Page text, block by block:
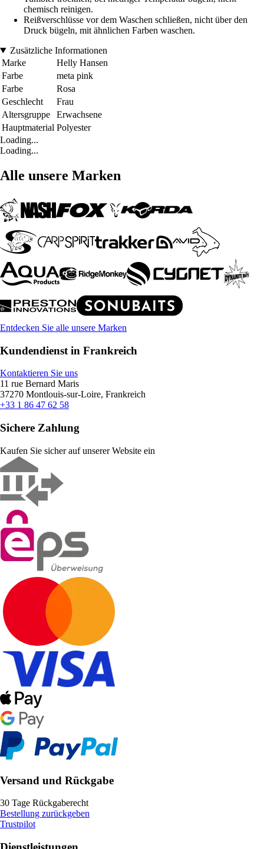
chemisch reinigen.
Reißverschlüsse vor dem Waschen schließen, nicht über den
Druck bügeln, mit ähnlichen Farben waschen.
Zusätzliche Informationen
Marke
Helly Hansen
Farbe
meta pink
Farbe
Rosa
Geschlecht
Frau
Altersgruppe
Erwachsene
Hauptmaterial Polyester
Loading...
Loading...
Alle unsere Marken
Entdecken Sie alle unsere Marken
Kundendienst in Frankreich
Kontaktieren Sie uns
11 rue Bernard Maris
37270 Montlouis-sur-Loire, Frankreich
+33 1 86 47 62 58
Sichere Zahlung
Kaufen Sie sicher auf unserer Website ein
Versand und Rückgabe
30 Tage Rückgaberecht
Bestellung zurückgeben
Trustpilot